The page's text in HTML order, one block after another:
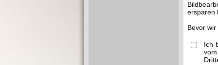
ersparen
Bevor
Ich